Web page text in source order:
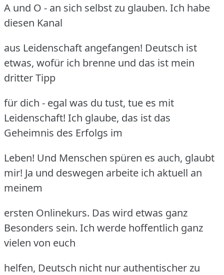
A und O - an sich selbst zu glauben. Ich habe
diesen Kanal
aus Leidenschaft angefangen! Deutsch ist
etwas, wofür ich brenne und das ist mein
dritter Tipp
für dich - egal was du tust, tue es mit
Leidenschaft! Ich glaube, das ist das
Geheimnis des Erfolgs im
Leben! Und Menschen spüren es auch, glaubt
mir! Ja und deswegen arbeite ich aktuell an
meinem
ersten Onlinekurs. Das wird etwas ganz
Besonders sein. Ich werde hoffentlich ganz
vielen von euch
helfen, Deutsch nicht nur authentischer zu